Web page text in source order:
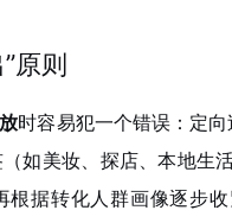
原则
时容易犯一个错误：定
如美妆、探店、本地生
据转化人群画像逐步